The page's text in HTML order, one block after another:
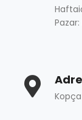
Pazar: